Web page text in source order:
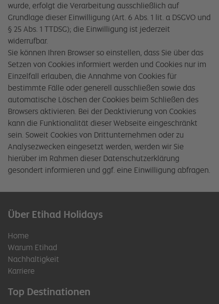
wurde, erfolgt die Verarbeitung ausschließlich auf
Grundlage dieser Einwilligung (Art. 6 Abs. 1 lit. a DSGVO und
§ 25 Abs. 1 TTDSG); die Einwilligung ist jederzeit
widerrufbar.
Sie können Ihren Browser so einstellen, dass Sie über das
Setzen von Cookies informiert werden und Cookies nur im
Einzelfall erlauben, die Annahme von Cookies für
bestimmte Fälle oder generell ausschließen sowie das
automatische Löschen der Cookies beim Schließen des
Browsers aktivieren. Bei der Deaktivierung von Cookies
kann die Funktionalität dieser Webseite eingeschränkt
sein. Soweit Cookies von Drittunternehmen oder zu
Analysezwecken eingesetzt werden, werden wir Sie
hierüber im Rahmen dieser Datenschutzerklärung
gesondert informieren und ggf. eine Einwilligung abfragen.
Über Etihad Holidays
Home
Warum Etihad
Nachhaltigkeit
Karriere
Top Destinationen